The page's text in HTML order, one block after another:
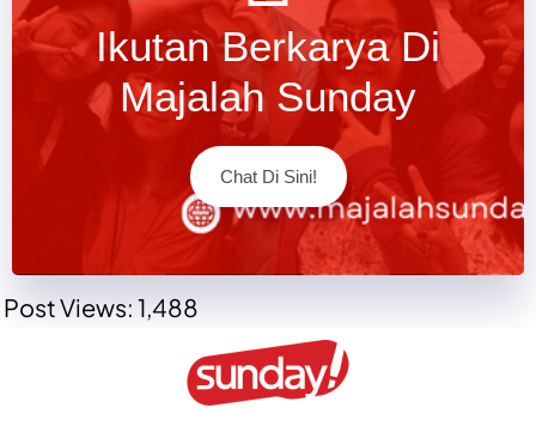
Ikutan Berkarya Di
Majalah Sunday
Chat Di Sini!
Post Views: 1,488